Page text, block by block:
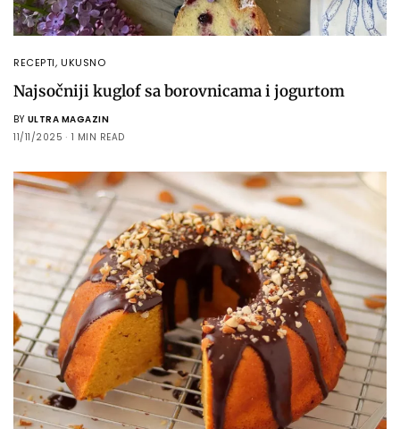
RECEPTI, UKUSNO
Najsočniji kuglof sa borovnicama i jogurtom
BY ULTRA MAGAZIN
11/11/2025
1 MIN READ